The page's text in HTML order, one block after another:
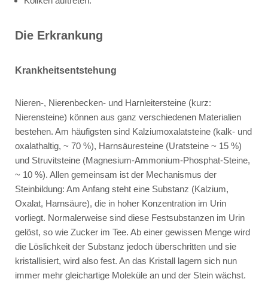
Die Erkrankung
Krankheitsentstehung
Nieren-, Nierenbecken- und Harnleitersteine (kurz:
Nierensteine) können aus ganz verschiedenen Materialien
bestehen. Am häufigsten sind Kalziumoxalatsteine (kalk- und
oxalathaltig, ~ 70 %), Harnsäuresteine (Uratsteine ~ 15 %)
und Struvitsteine (Magnesium-Ammonium-Phosphat-Steine,
~ 10 %). Allen gemeinsam ist der Mechanismus der
Steinbildung: Am Anfang steht eine Substanz (Kalzium,
Oxalat, Harnsäure), die in hoher Konzentration im Urin
vorliegt. Normalerweise sind diese Festsubstanzen im Urin
gelöst, so wie Zucker im Tee. Ab einer gewissen Menge wird
die Löslichkeit der Substanz jedoch überschritten und sie
kristallisiert, wird also fest. An das Kristall lagern sich nun
immer mehr gleichartige Moleküle an und der Stein wächst.